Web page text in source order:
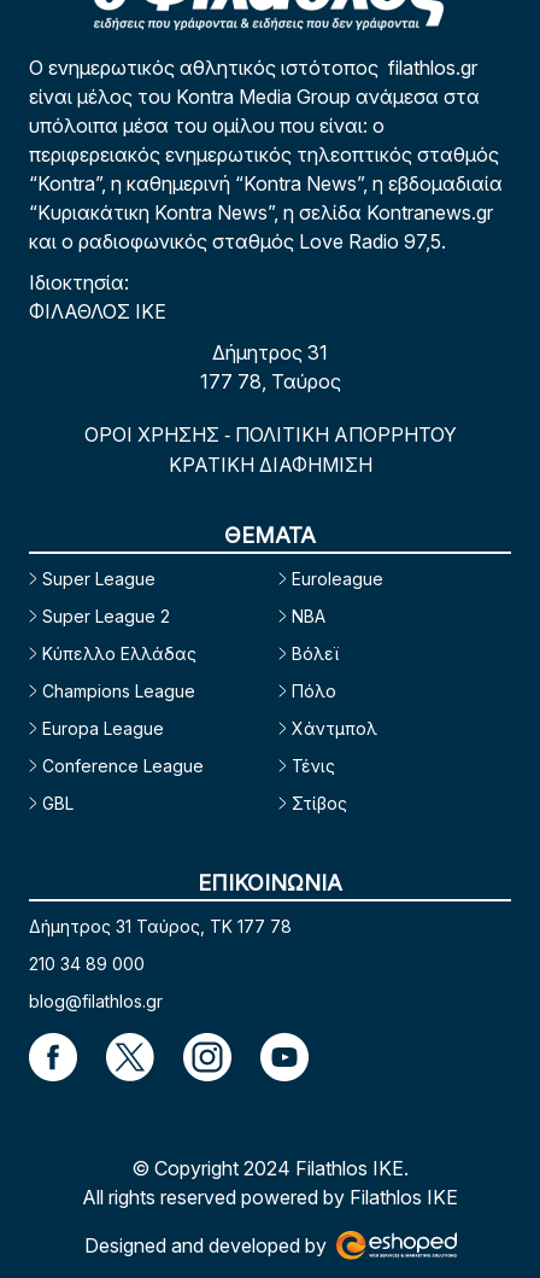
Ο ενημερωτικός αθλητικός ιστότοπος filathlos.gr
είναι μέλος του Kontra Media Group ανάμεσα στα
υπόλοιπα μέσα του ομίλου που είναι: ο
περιφερειακός ενημερωτικός τηλεοπτικός σταθμός
“Kontra”, η καθημερινή “Kontra News”, η εβδομαδιαία
“Κυριακάτικη Kontra News”, η σελίδα Kontranews.gr
και ο ραδιοφωνικός σταθμός Love Radio 97,5.
Ιδιοκτησία:
ΦΙΛΑΘΛΟΣ ΙΚΕ
Δήμητρος 31
177 78, Ταύρος
ΟΡΟΙ ΧΡΗΣΗΣ - ΠΟΛΙΤΙΚΗ ΑΠΟΡΡΗΤΟΥ
ΚΡΑΤΙΚΗ ΔΙΑΦΗΜΙΣΗ
ΘΕΜΑΤΑ
Super League
Super League 2
Κύπελλο Ελλάδας
Champions League
Europa League
Conference League
GBL
Euroleague
NBA
Βόλεϊ
Πόλο
Χάντμπολ
Τένις
Στίβος
ΕΠΙΚΟΙΝΩΝΙΑ
Δήμητρος 31 Ταύρος, TK 177 78
210 34 89 000
blog@filathlos.gr
© Copyright 2024 Filathlos ΙΚΕ.
All rights reserved powered by Filathlos ΙΚΕ
Designed and developed by